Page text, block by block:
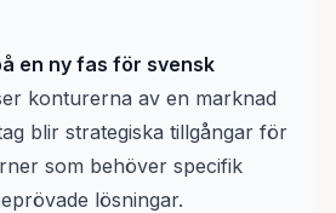
en ny fas för svensk
konturerna av en marknad
blir strategiska tillgångar för
som behöver specifik
lösningar.